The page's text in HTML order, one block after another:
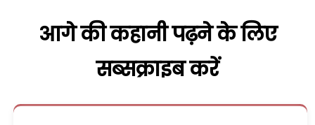
आगे की कहानी पढ़ने के लिए
सब्सक्राइब करें